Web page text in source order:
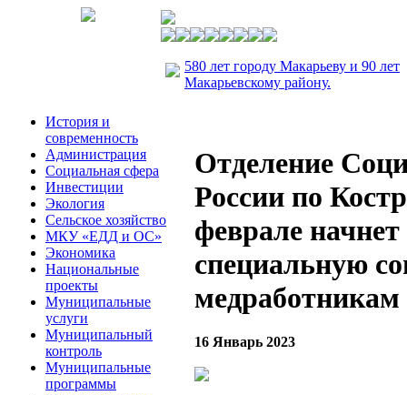
580 лет городу Макарьеву и 90 лет
Макарьевскому району.
История и
современность
Администрация
Социальная сфера
Инвестиции
Экология
Сельское хозяйство
МКУ «ЕДД и ОС»
Экономика
Национальные
проекты
Муниципальные
услуги
Муниципальный
контроль
Муниципальные
программы
Отделение
России по
феврале
специальную
медработникам
16 Январь 2023